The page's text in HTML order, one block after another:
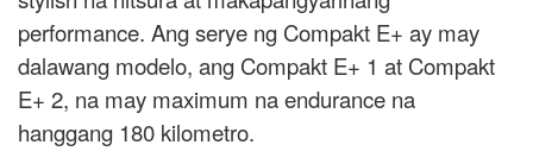
performance. Ang serye ng Compakt E+ ay may
dalawang modelo, ang Compakt E+ 1 at Compakt
E+ 2, na may maximum na endurance na
hanggang 180 kilometro.